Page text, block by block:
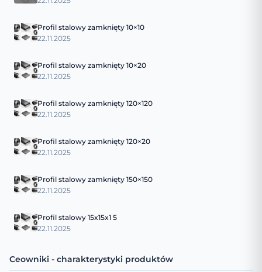
Profil stalowy zamknięty 10×10
22.11.2025
Profil stalowy zamknięty 10×20
22.11.2025
Profil stalowy zamknięty 120×120
22.11.2025
Profil stalowy zamknięty 120×20
22.11.2025
Profil stalowy zamknięty 150×150
22.11.2025
Profil stalowy 15x15x1 5
22.11.2025
Ceowniki - charakterystyki produktów